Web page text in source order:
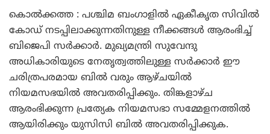
കൊൽക്കത്ത : പശ്ചിമ ബംഗാളിൽ ഏകീകൃത സിവിൽ
കോഡ് നടപ്പിലാക്കുന്നതിനുള്ള നീക്കങ്ങൾ ആരംഭിച്ച്
ബിജെപി സർക്കാർ. മുഖ്യമന്ത്രി സുവേന്ദു
അധികാരിയുടെ നേതൃത്വത്തിലുള്ള സർക്കാർ ഈ
ചരിത്രപരമായ ബിൽ വരും ആഴ്ചയിൽ
നിയമസഭയിൽ അവതരിപ്പിക്കും. തിങ്കളാഴ്ച
ആരംഭിക്കുന്ന പ്രത്യേക നിയമസഭാ സമ്മേളനത്തിൽ
ആയിരിക്കും യുസിസി ബിൽ അവതരിപ്പിക്കുക.